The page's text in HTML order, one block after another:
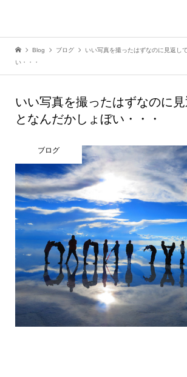
Blog ブログ
いい写真を撮ったはずなのに見返し
い・・・
いい写真を撮ったはずなのに
となんだかしょぼい・・・
ブログ